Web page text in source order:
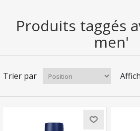
Produits taggés
men'
Trier par